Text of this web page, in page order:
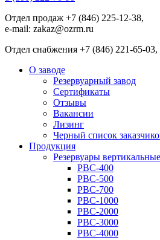
Отдел продаж +7 (846) 225-12-38,
e-mail: zakaz@ozrm.ru
Отдел снабжения +7 (846) 221-65-03,
О заводе
Резервуарный завод
Сертификаты
Отзывы
Вакансии
Лизинг
Черный список
Продукция
Резервуары
РВС-400
РВС-500
РВС-700
РВС-1000
РВС-2000
РВС-3000
РВС-4000